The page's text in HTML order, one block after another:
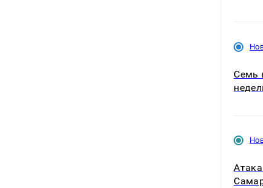
Семь